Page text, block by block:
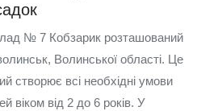
№ 7 Кобзарик розташований
Волинської області. Це
створює всі необхідні умови
віком від 2 до 6 років. У